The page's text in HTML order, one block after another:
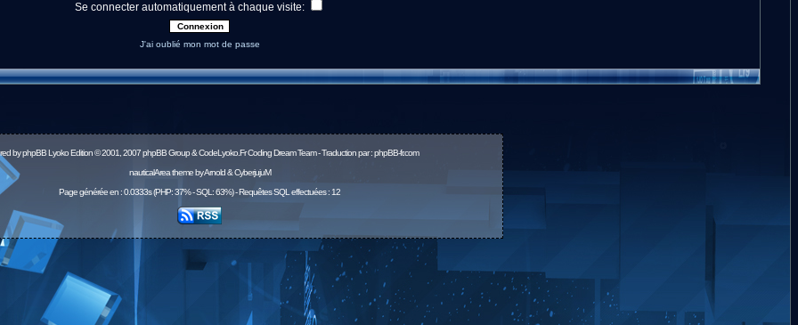
Se connecter automatiquement à chaque visite:
J'ai oublié mon mot de passe
byphpBBLyoko Edition © 2001, 2007 phpBB Group & CodeLyoko.Fr Coding Dream Team - Traduction par :phpBB-fr.com
nauticalArea theme by Arnold & CyberjujuM
Page générée en : 0.0333s (PHP: 37% - SQL: 63%) - Requêtes SQL effectuées : 12